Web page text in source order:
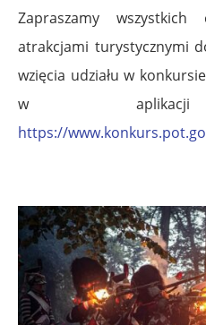
Zapraszamy wszystkich
atrakcjami turystycznymi
wzięcia udziału w
w aplikacji
https://